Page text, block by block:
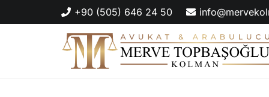
+90 (505) 646 24 50